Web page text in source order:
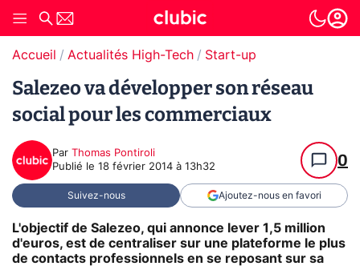
Accueil Actualités High-Tech Start-up
Salezeo va développer son réseau
social pour les commerciaux
Par Thomas Pontiroli
Publié le 18 février 2014 à 13h32 0
Suivez-nous Ajoutez-nous en favori
L'objectif de Salezeo, qui annonce lever 1,5 million
d'euros, est de centraliser sur une plateforme le plus
de contacts professionnels en se reposant sur sa